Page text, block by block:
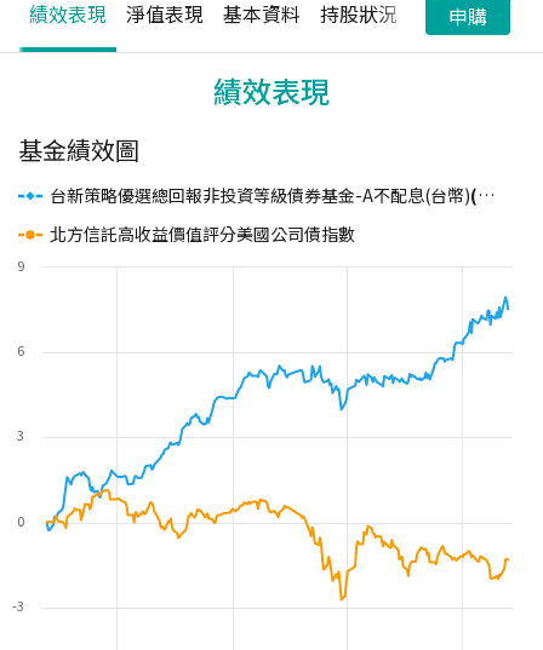
績效表現 淨值表現 基本資料 持股狀況 配息狀況
申購
績效表現
基金績效圖
台新策略優選總回報非投資等級債券基金-A不配息(台幣)(本基金之配息來源可能為本金)
北方信託高收益價值評分美國公司債指數
-3
0
3
6
9